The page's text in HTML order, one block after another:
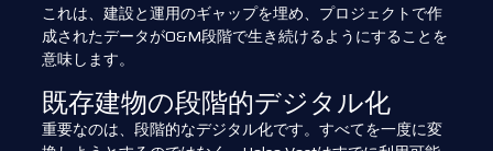
これは、建設と運用のギャップを埋め、プロジェクトで作
成されたデータがO&M段階で生き続けるようにすることを
意味します。
既存建物の段階的デジタル化
重要なのは、段階的なデジタル化です。すべてを一度に変